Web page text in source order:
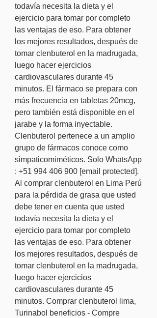
todavía necesita la dieta y el
ejercicio para tomar por completo
las ventajas de eso. Para obtener
los mejores resultados, después de
tomar clenbuterol en la madrugada,
luego hacer ejercicios
cardiovasculares durante 45
minutos. El fármaco se prepara con
más frecuencia en tabletas 20mcg,
pero también está disponible en el
jarabe y la forma inyectable.
Clenbuterol pertenece a un amplio
grupo de fármacos conoce como
simpaticomiméticos. Solo WhatsApp
: +51 994 406 900 [email protected].
Al comprar clenbuterol en Lima Perú
para la pérdida de grasa que usted
debe tener en cuenta que usted
todavía necesita la dieta y el
ejercicio para tomar por completo
las ventajas de eso. Para obtener
los mejores resultados, después de
tomar clenbuterol en la madrugada,
luego hacer ejercicios
cardiovasculares durante 45
minutos. Comprar clenbuterol lima,
Turinabol beneficios - Compre